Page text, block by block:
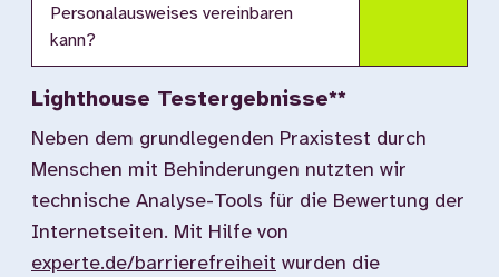
Personalausweises vereinbaren
kann?
Lighthouse Testergebnisse**
Neben dem grundlegenden Praxistest durch
Menschen mit Behinderungen nutzten wir
technische Analyse-Tools für die Bewertung der
Internetseiten. Mit Hilfe von
experte.de/barrierefreiheit wurden die